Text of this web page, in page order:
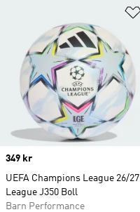
Price
349 kr
UEFA Champions League 26/27
League J350 Boll
Barn Performance